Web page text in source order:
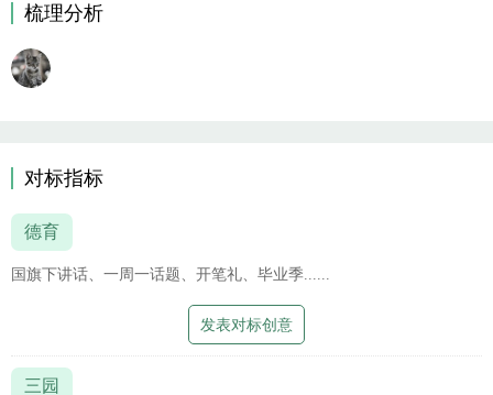
梳理分析
对标指标
德育
国旗下讲话、一周一话题、开笔礼、毕业季......
发表对标创意
三园